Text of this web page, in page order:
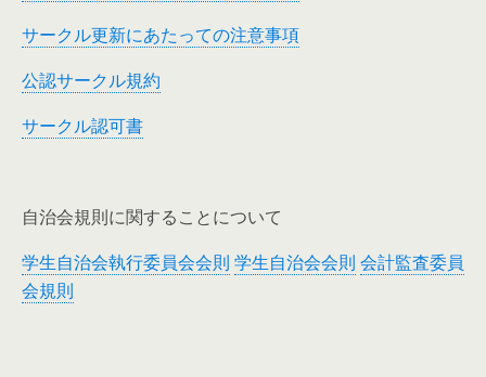
サークル更新にあたっての注意事項
公認サークル規約
サークル認可書
自治会規則に関することについて
学生自治会執行委員会会則 学生自治会会則 会計監査委員
会規則